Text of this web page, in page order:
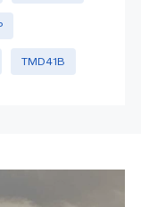
TMD41B